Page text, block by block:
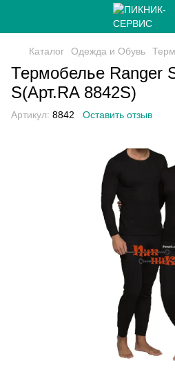
Каталог Одежда и Обувь
Термобелье Ranger
S(Арт.RA 8842S)
Артикул: 8842 Оставить отзыв